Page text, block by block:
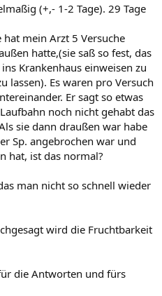
(+,- 1-2 Tage). 29 Tage
mein Arzt 5 Versuche
hatte,(sie saß so fest, das
Krankenhaus einweisen zu
lassen). Es waren pro Versuch
Er sagt so etwas
noch nicht gehabt das
sie dann draußen war habe
Sp. angebrochen war und
hat, ist das normal?
man nicht so schnell wieder
wird die Fruchtbarkeit
die Antworten und fürs